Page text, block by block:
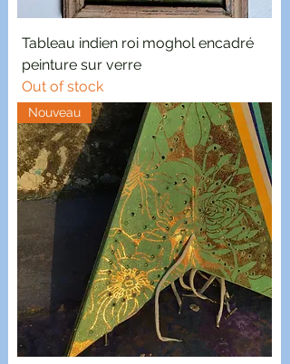
Tableau indien roi moghol encadré
peinture sur verre
Out of stock
Nouveau